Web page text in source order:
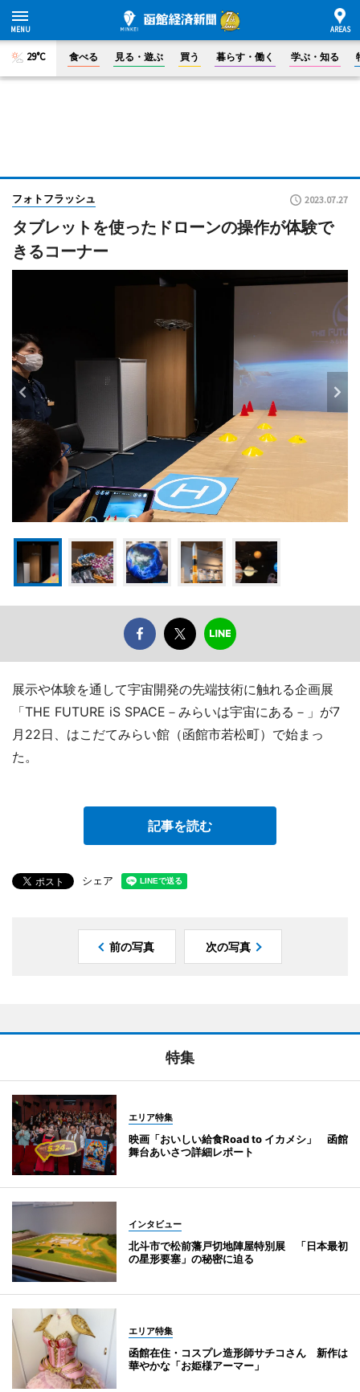
29°C 食べる 見る・遊ぶ 買う 暮らす・働く 学ぶ・知る
フォトフラッシュ 2023.07.27
タブレットを使ったドローンの操作が体験で
きるコーナー
展示や体験を通して宇宙開発の先端技術に触れる企画展
「THE FUTURE iS SPACE－みらいは宇宙にある－」が7
月22日、はこだてみらい館（函館市若松町）で始まっ
た。
記事を読む
シェア
前の写真 次の写真
特集
エリア特集
映画「おいしい給食Road to イカメシ」 函館
舞台あいさつ詳細レポート
インタビュー
北斗市で松前藩戸切地陣屋特別展 「日本最初
の星形要塞」の秘密に迫る
エリア特集
函館在住・コスプレ造形師サチコさん 新作は
華やかな「お姫様アーマー」